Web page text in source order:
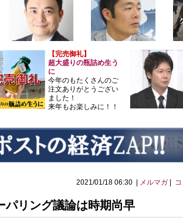
【完売御礼】
超大盛りの瓶詰め生う
に
今年のもたくさんのご
注文ありがとうござい
ました！
来年もお楽しみに！！
2021/01/18 06:30 | メルマガ|
パリング議論は時期尚早